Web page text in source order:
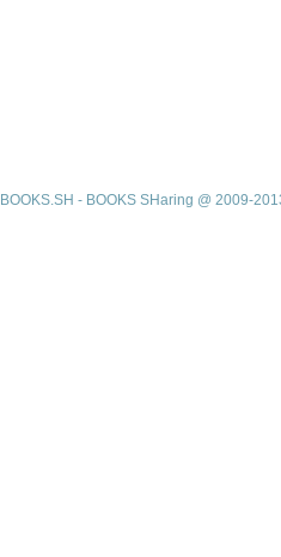
BOOKS.SH - BOOKS SHaring @ 2009-